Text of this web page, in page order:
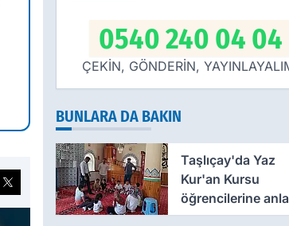
0540 240 04 04
ÇEKİN, GÖNDERİN,
BUNLARA DA BAKIN
Taşlıçay'da Yaz
Kur'an Kursu
öğrencilerine
ziyaret